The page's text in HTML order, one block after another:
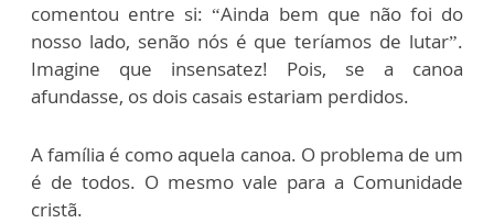
comentou entre si: “Ainda bem que não foi do
nosso lado, senão nós é que teríamos de lutar”.
Imagine que insensatez! Pois, se a canoa
afundasse, os dois casais estariam perdidos.
A família é como aquela canoa. O problema de um
é de todos. O mesmo vale para a Comunidade
cristã.